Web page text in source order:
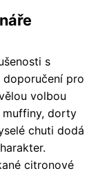
s
pro
volbou
muffiny, dorty
chuti dodá
citronové